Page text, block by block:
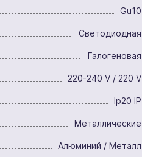
Gu10
Светодиодная
Галогеновая
220-240 V / 220 V
Ip20 IP
Металлические
Алюминий / Металл